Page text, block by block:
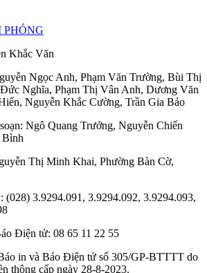
Khắc Văn
Ngọc Anh, Phạm Văn Trường, Bùi Thị
Nghĩa, Phạm Thị Vân Anh, Dương Văn
, Nguyễn Khắc Cường, Trần Gia Bảo
Ngô Quang Trưởng, Nguyễn Chiến
Bình
Thị Minh Khai, Phường Bàn Cờ,
: (028) 3.9294.091, 3.9294.092, 3.9294.093,
Điện tử: 08 65 11 22 55
in và Báo Điện tử số 305/GP-BTTTT do
thông cấp ngày 28-8-2023.